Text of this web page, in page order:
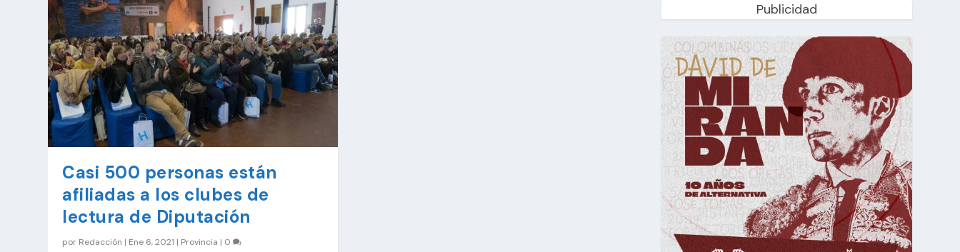
Casi 500 personas están
afiliadas a los clubes de
lectura de Diputación
por Redacción | Ene 6, 2021 | Provincia | 0
Publicidad